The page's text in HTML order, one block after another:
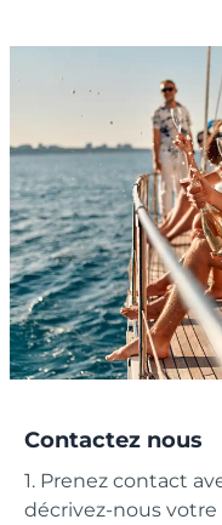
Contactez nous
1. Prenez contact
décrivez-nous votre